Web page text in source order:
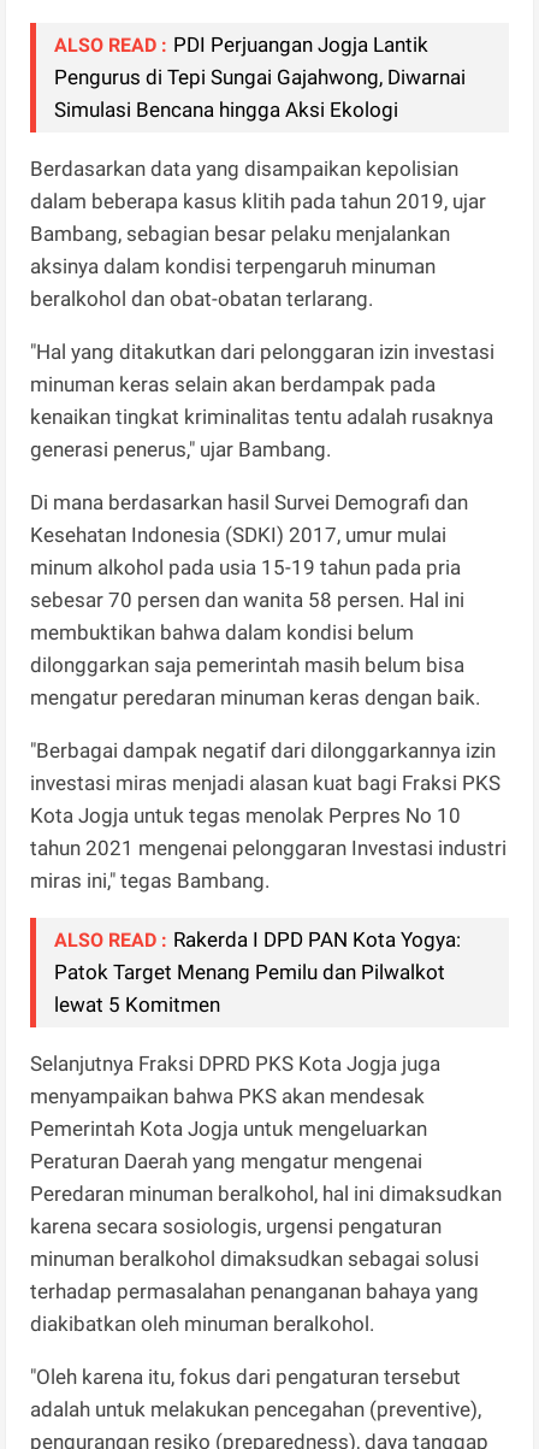
ALSO READ : PDI Perjuangan Jogja Lantik
Pengurus di Tepi Sungai Gajahwong, Diwarnai
Simulasi Bencana hingga Aksi Ekologi
Berdasarkan data yang disampaikan kepolisian
dalam beberapa kasus klitih pada tahun 2019, ujar
Bambang, sebagian besar pelaku menjalankan
aksinya dalam kondisi terpengaruh minuman
beralkohol dan obat-obatan terlarang.
"Hal yang ditakutkan dari pelonggaran izin investasi
minuman keras selain akan berdampak pada
kenaikan tingkat kriminalitas tentu adalah rusaknya
generasi penerus," ujar Bambang.
Di mana berdasarkan hasil Survei Demografi dan
Kesehatan Indonesia (SDKI) 2017, umur mulai
minum alkohol pada usia 15-19 tahun pada pria
sebesar 70 persen dan wanita 58 persen. Hal ini
membuktikan bahwa dalam kondisi belum
dilonggarkan saja pemerintah masih belum bisa
mengatur peredaran minuman keras dengan baik.
"Berbagai dampak negatif dari dilonggarkannya izin
investasi miras menjadi alasan kuat bagi Fraksi PKS
Kota Jogja untuk tegas menolak Perpres No 10
tahun 2021 mengenai pelonggaran Investasi industri
miras ini," tegas Bambang.
ALSO READ : Rakerda I DPD PAN Kota Yogya:
Patok Target Menang Pemilu dan Pilwalkot
lewat 5 Komitmen
Selanjutnya Fraksi DPRD PKS Kota Jogja juga
menyampaikan bahwa PKS akan mendesak
Pemerintah Kota Jogja untuk mengeluarkan
Peraturan Daerah yang mengatur mengenai
Peredaran minuman beralkohol, hal ini dimaksudkan
karena secara sosiologis, urgensi pengaturan
minuman beralkohol dimaksudkan sebagai solusi
terhadap permasalahan penanganan bahaya yang
diakibatkan oleh minuman beralkohol.
"Oleh karena itu, fokus dari pengaturan tersebut
adalah untuk melakukan pencegahan (preventive),
pengurangan resiko (preparedness), daya tanggap